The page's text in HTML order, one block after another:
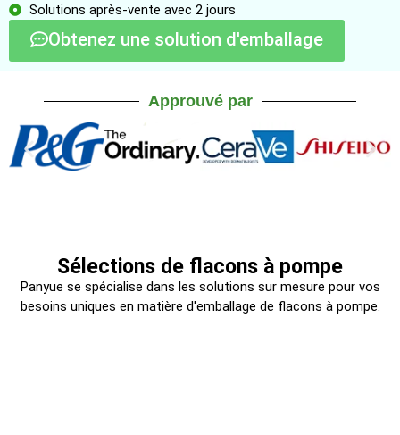
Solutions après-vente avec 2 jours
Obtenez une solution d'emballage
Approuvé par
Sélections de flacons à pompe
Panyue se spécialise dans les solutions sur mesure pour vos
besoins uniques en matière d'emballage de flacons à pompe.